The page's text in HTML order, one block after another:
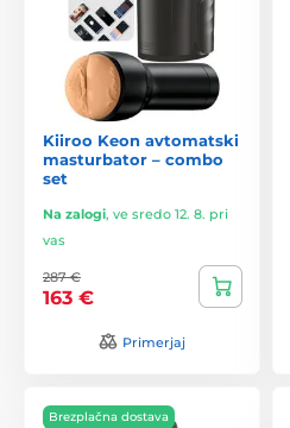
Kiiroo Keon avtomatski
masturbator – combo
set
Na zalogi, ve sredo 12. 8. pri
vas
287 €
163 €
Primerjaj
Brezplačna dostava